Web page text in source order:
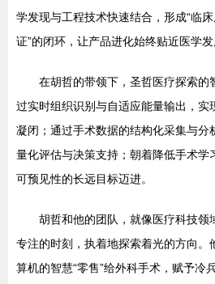
学发现与工程技术快速结合，形成“临
证”的闭环，让产品进化始终贴近医学发
在胡哲的带领下，圣哲医疗探索的
过实时组织识别与自适应能量输出，实
凝闭；通过手术数据的结构化采集与分
量化评估与决策支持；朝着降低手术学
可预见性的长远目标迈进。
胡哲和他的团队，就像医疗科技领
专注的时刻，执着地探索着光的方向。
算机的智慧“零售”给外科手术，赋予冷